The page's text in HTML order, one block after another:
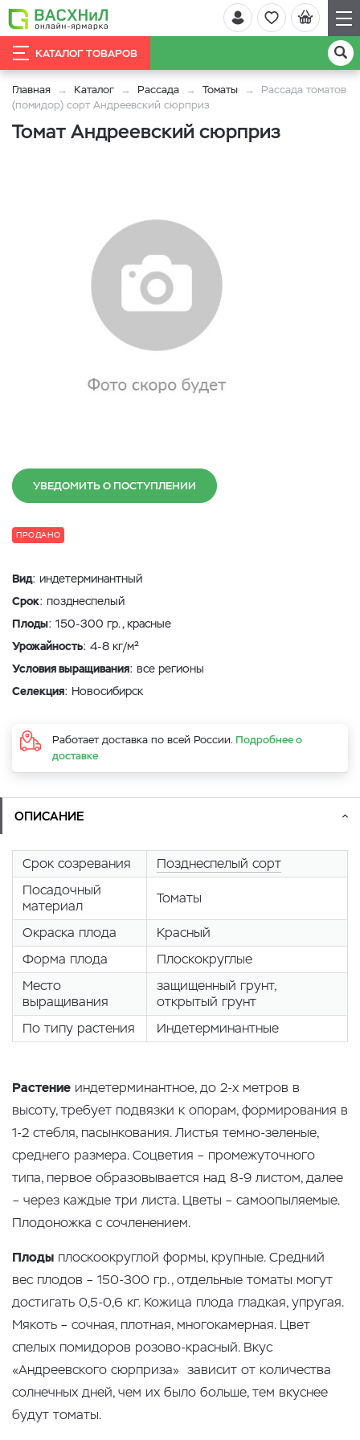
КАТАЛОГ ТОВАРОВ
Главная Каталог Рассада Томаты
Рассада томатов
(помидор) сорт Андреевский сюрприз
Томат Андреевский сюрприз
УВЕДОМИТЬ О ПОСТУПЛЕНИИ
ПРОДАНО
Вид: индетерминантный
Срок: позднеспелый
Плоды: 150-300 гр., красные
Урожайность: 4-8 кг/м²
Условия выращивания: все регионы
Селекция: Новосибирск
Работает доставка по всей России. Подробнее о
доставке
ОПИСАНИЕ
Срок созревания
Позднеспелый сорт
Посадочный
материал
Томаты
Окраска плода
Красный
Форма плода
Плоскокруглые
Место
выращивания
защищенный грунт,
открытый грунт
По типу растения
Индетерминантные
Растение индетерминантное, до 2-х метров в
высоту, требует подвязки к опорам, формирования в
1-2 стебля, пасынкования. Листья темно-зеленые,
среднего размера. Соцветия – промежуточного
типа, первое образовывается над 8-9 листом, далее
– через каждые три листа. Цветы – самоопыляемые.
Плодоножка с сочленением.
Плоды плоскоокруглой формы, крупные. Средний
вес плодов – 150-300 гр., отдельные томаты могут
достигать 0,5-0,6 кг. Кожица плода гладкая, упругая.
Мякоть – сочная, плотная, многокамерная. Цвет
спелых помидоров розово-красный. Вкус
«Андреевского сюрприза» зависит от количества
солнечных дней, чем их было больше, тем вкуснее
будут томаты.